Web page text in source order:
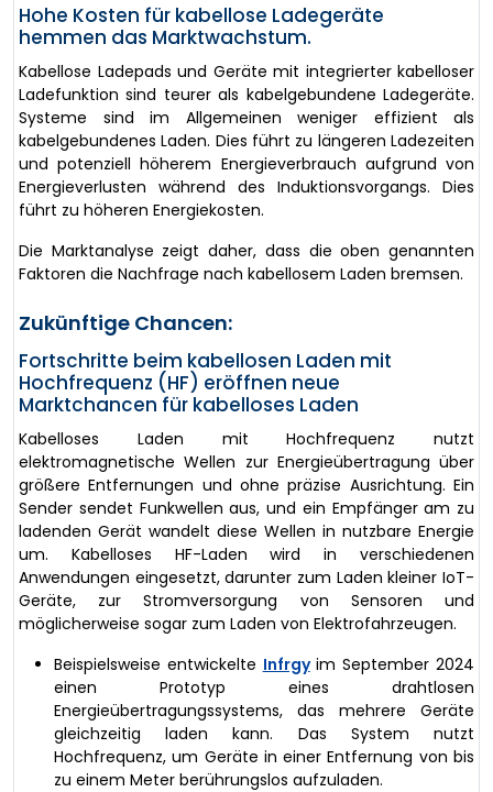
Hohe Kosten für kabellose Ladegeräte
hemmen das Marktwachstum.
Kabellose Ladepads und Geräte mit integrierter kabelloser
Ladefunktion sind teurer als kabelgebundene Ladegeräte.
Systeme sind im Allgemeinen weniger effizient als
kabelgebundenes Laden. Dies führt zu längeren Ladezeiten
und potenziell höherem Energieverbrauch aufgrund von
Energieverlusten während des Induktionsvorgangs. Dies
führt zu höheren Energiekosten.
Die Marktanalyse zeigt daher, dass die oben genannten
Faktoren die Nachfrage nach kabellosem Laden bremsen.
Zukünftige Chancen:
Fortschritte beim kabellosen Laden mit
Hochfrequenz (HF) eröffnen neue
Marktchancen für kabelloses Laden
Kabelloses Laden mit Hochfrequenz nutzt
elektromagnetische Wellen zur Energieübertragung über
größere Entfernungen und ohne präzise Ausrichtung. Ein
Sender sendet Funkwellen aus, und ein Empfänger am zu
ladenden Gerät wandelt diese Wellen in nutzbare Energie
um. Kabelloses HF-Laden wird in verschiedenen
Anwendungen eingesetzt, darunter zum Laden kleiner IoT-
Geräte, zur Stromversorgung von Sensoren und
möglicherweise sogar zum Laden von Elektrofahrzeugen.
Beispielsweise entwickelte Infrgyim September 2024
einen Prototyp eines drahtlosen
Energieübertragungssystems, das mehrere Geräte
gleichzeitig laden kann. Das System nutzt
Hochfrequenz, um Geräte in einer Entfernung von bis
zu einem Meter berührungslos aufzuladen.